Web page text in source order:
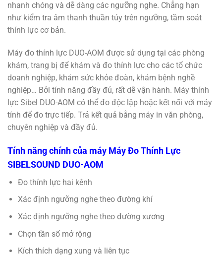
nhanh chóng và dễ dàng các ngưỡng nghe. Chẳng hạn
như kiểm tra âm thanh thuần túy trên ngưỡng, tầm soát
thính lực cơ bản.
Máy đo thính lực DUO-AOM được sử dụng tại các phòng
khám, trang bị để khám và đo thính lực cho các tổ chức
doanh nghiệp, khám sức khỏe đoàn, khám bệnh nghề
nghiệp… Bởi tính năng đầy đủ, rất dễ vận hành. Máy thính
lực Sibel DUO-AOM có thể đo độc lập hoặc kết nối với máy
tính để đo trực tiếp. Trả kết quả bằng máy in văn phòng,
chuyên nghiệp và đầy đủ.
Tính năng chính của máy Máy Đo Thính Lực
SIBELSOUND DUO-AOM
Đo thính lực hai kênh
Xác định ngưỡng nghe theo đường khí
Xác định ngưỡng nghe theo đường xương
Chọn tần số mở rộng
Kích thích dạng xung và liên tục